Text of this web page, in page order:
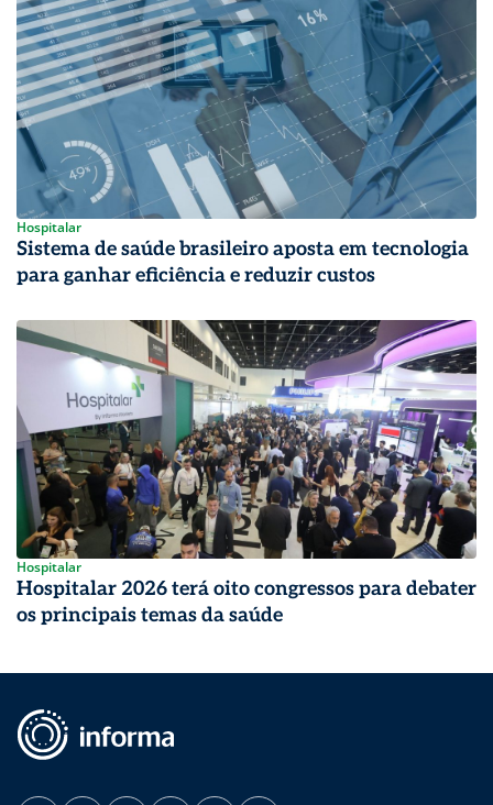
Hospitalar
Sistema de saúde brasileiro aposta em tecnologia
para ganhar eficiência e reduzir custos
Hospitalar
Hospitalar 2026 terá oito congressos para debater
os principais temas da saúde